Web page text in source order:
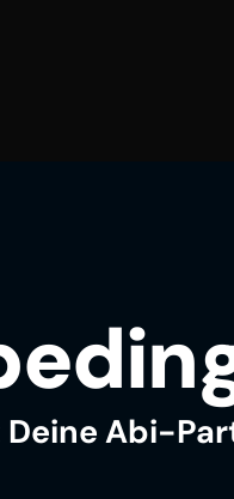
Deine Abi-